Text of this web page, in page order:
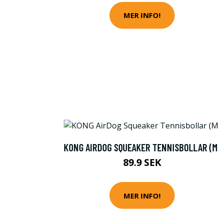
MER INFO!
KONG AIRDOG SQUEAKER TENNISBOLLAR
89.9 SEK
MER INFO!